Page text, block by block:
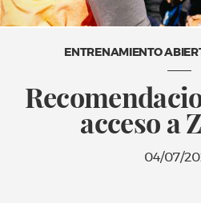
ENTRENAMIENTO
acceso a
04/07/